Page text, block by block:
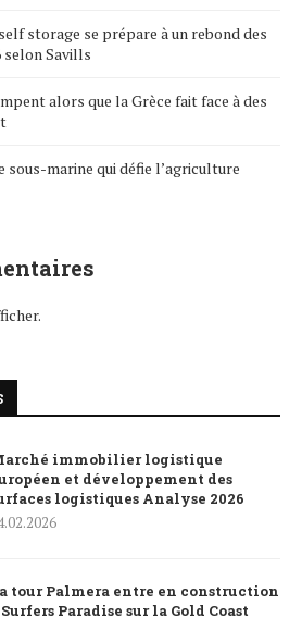
storage se prépare à un rebond des
selon Savills
alors que la Grèce fait face à des
sous-marine qui défie l’agriculture
immobilier logistique
et développement des
logistiques Analyse 2026
tour Palmera entre en construction
Surfers Paradise sur la Gold Coast